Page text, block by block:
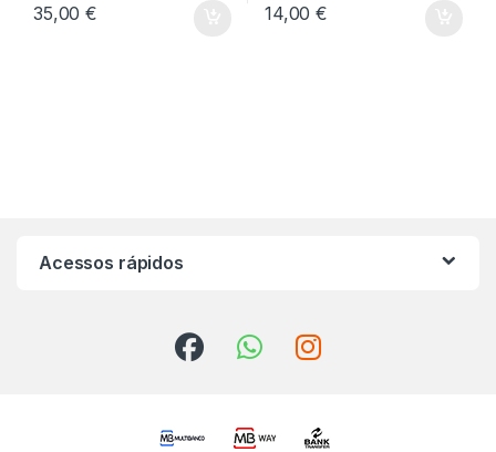
35,00€ 14,00€
Acessos rápidos